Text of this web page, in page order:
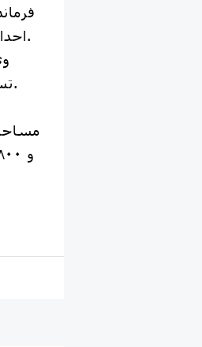
احداث ساختمان فرمانداري فنوج بازديد بعمل آورد.
تسريع در تكميل آن تا پايان سالجاري تاكيد كرد.